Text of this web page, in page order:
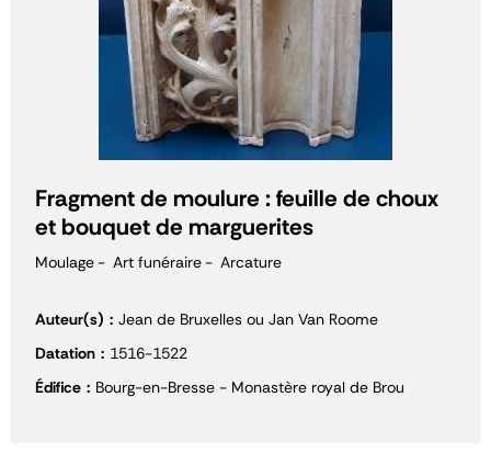
Fragment de moulure : feuille de choux
et bouquet de marguerites
Moulage Art funéraire Arcature
Auteur(s)
Jean de Bruxelles ou Jan Van Roome
Datation
1516-1522
Édifice
Bourg-en-Bresse - Monastère royal de Brou